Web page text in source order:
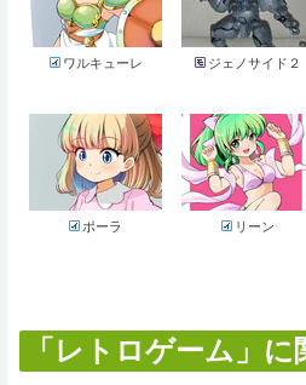
ワルキューレ ジェノサイド２
ポーラ リーン
「レトロゲーム」